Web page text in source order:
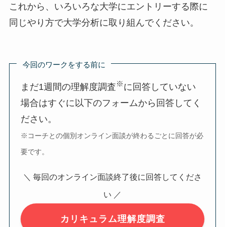
これから、いろいろな大学にエントリーする際に
同じやり方で大学分析に取り組んでください。
今回のワークをする前に
まだ1週間の理解度調査※に回答していない
場合はすぐに以下のフォームから回答してく
ださい。
※コーチとの個別オンライン面談が終わるごとに回答が必
要です。
＼ 毎回のオンライン面談終了後に回答してくださ
い ／
カリキュラム理解度調査